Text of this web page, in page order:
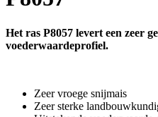
Het ras P8057 levert een zeer
voederwaardeprofiel.
Zeer vroege snijmais
Zeer sterke